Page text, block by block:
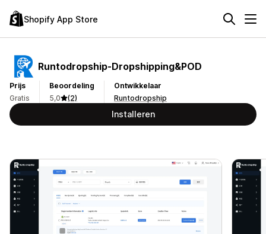
Shopify App Store
Runtodropship‑Dropshipping&POD
Prijs
Gratis
Beoordeling
5,0
(2)
Ontwikkelaar
Runtodropship
Installeren